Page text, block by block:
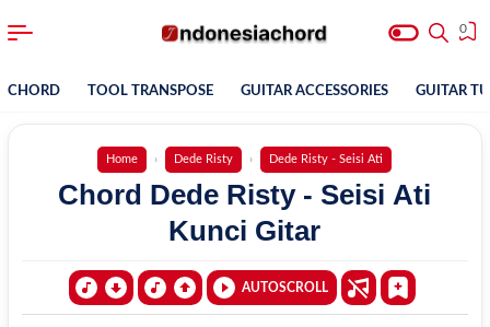
0
CHORD TOOL TRANSPOSE GUITAR ACCESSORIES GUITAR
Home Dede Risty Dede Risty - Seisi Ati
Chord Dede Risty - Seisi Ati
Kunci Gitar
AUTOSCROLL